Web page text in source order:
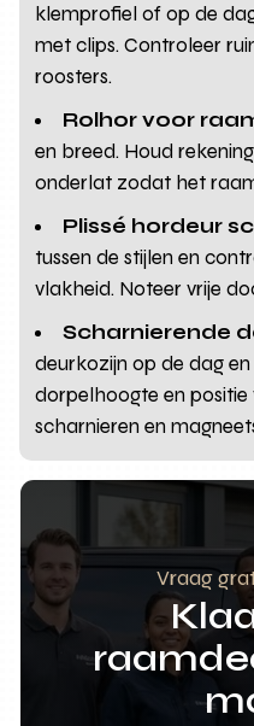
klemprofiel of op de
met clips. Controleer
roosters.
Rolhor voor
en breed. Houd
onderlat zodat het
Plissé hordeur
tussen de stijlen en
vlakheid. Noteer vrije
Scharnierende
deurkozijn op de dag
dorpelhoogte en positie
scharnieren en
Vraag